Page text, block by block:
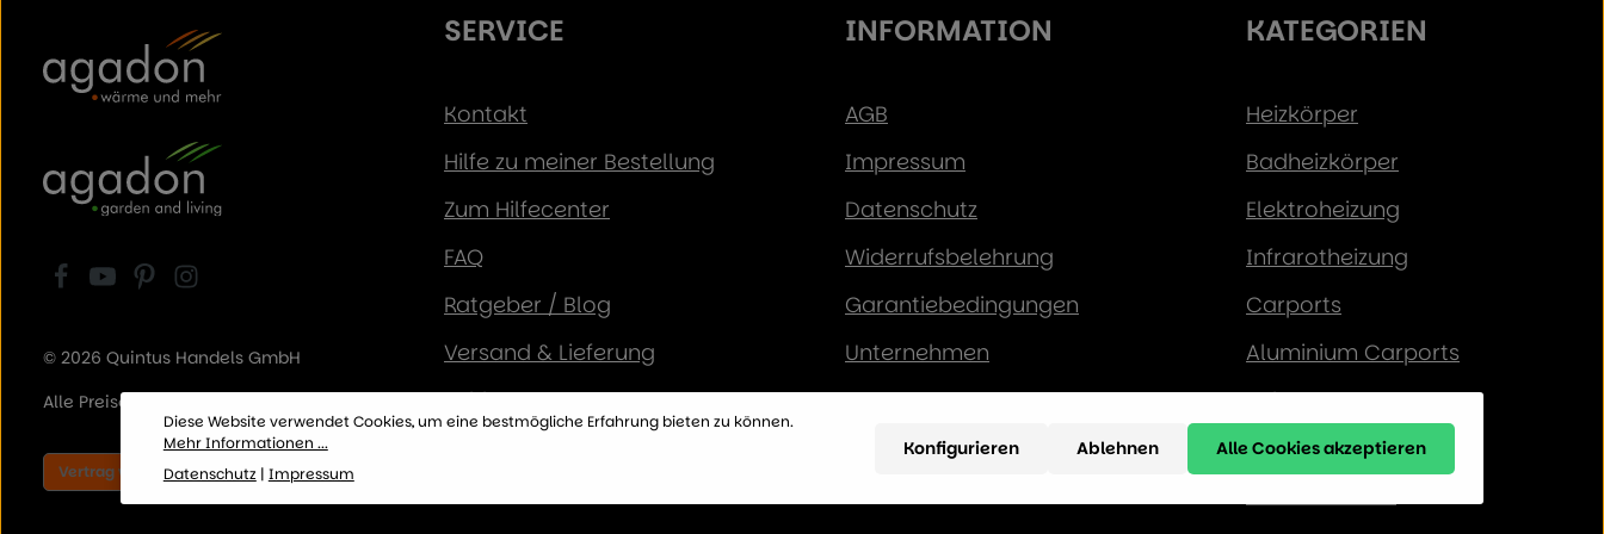
© 2026 Quintus Handels GmbH
Alle Preise inkl. der gesetzl. MwSt.
Vertrag widerrufen
SERVICE
Kontakt
Hilfe zu meiner Bestellung
Zum Hilfecenter
FAQ
Ratgeber / Blog
Versand & Lieferung
Zahlungsarten
INFORMATION
AGB
Impressum
Datenschutz
Widerrufsbelehrung
Garantiebedingungen
Unternehmen
KATEGORIEN
Heizkörper
Badheizkörper
Elektroheizung
Infrarotheizung
Carports
Aluminium Carports
Solar-Carports
Pergola
Diese Website verwendet Cookies, um eine bestmögliche Erfahrung bieten zu können.
Mehr Informationen ...
Datenschutz | Impressum
Ablehnen
Konfigurieren Alle Cookies akzeptieren